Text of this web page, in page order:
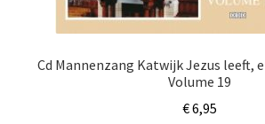
Cd Mannenzang Katwijk Jezus leeft,
Volume 19
€6,95